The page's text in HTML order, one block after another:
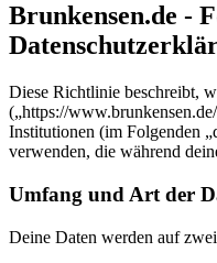
Brunkensen.de -
Diese Richtlinie beschreibt,
(„https://
Institutionen (im Folgenden
verwenden, die während
Umfang und Art der
Deine Daten werden auf